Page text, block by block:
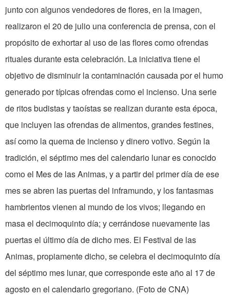
junto con algunos vendedores de flores, en la imagen,
realizaron el 20 de julio una conferencia de prensa, con el
propósito de exhortar al uso de las flores como ofrendas
rituales durante esta celebración. La iniciativa tiene el
objetivo de disminuir la contaminación causada por el humo
generado por típicas ofrendas como el incienso. Una serie
de ritos budistas y taoístas se realizan durante esta época,
que incluyen las ofrendas de alimentos, grandes festines,
así como la quema de incienso y dinero votivo. Según la
tradición, el séptimo mes del calendario lunar es conocido
como el Mes de las Animas, y a partir del primer día de ese
mes se abren las puertas del inframundo, y los fantasmas
hambrientos vienen al mundo de los vivos; llegando en
masa el decimoquinto día; y cerrándose nuevamente las
puertas el último día de dicho mes. El Festival de las
Animas, propiamente dicho, se celebra el decimoquinto día
del séptimo mes lunar, que corresponde este año al 17 de
agosto en el calendario gregoriano. (Foto de CNA)